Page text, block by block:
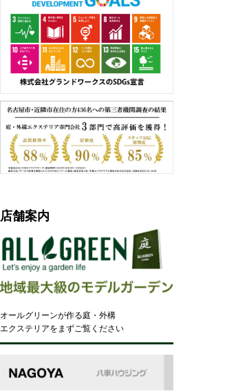
店舗案内
オールグリーンが作る庭・外構
エクステリアをまずご覧ください